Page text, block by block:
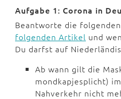
Aufgabe 1: Corona in
Beantworte die
folgenden Artikel und
Du darfst auf
Ab wann gilt die
mondkapjesplicht)
Nahverkehr nicht